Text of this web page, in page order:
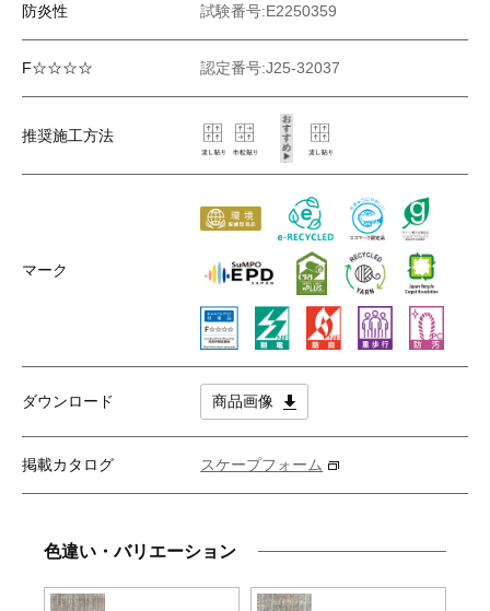
防炎性 試験番号:E2250359
F☆☆☆☆ 認定番号:J25-32037
推奨施工方法
マーク
ダウンロード 商品画像
掲載カタログ スケープフォーム
色違い・バリエーション